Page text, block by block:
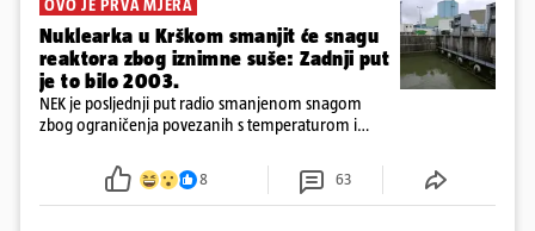
OVO JE PRVA MJERA
Nuklearka u Krškom smanjit će snagu
reaktora zbog iznimne suše: Zadnji put
je to bilo 2003.
NEK je posljednji put radio smanjenom snagom
zbog ograničenja povezanih s temperaturom i
smanjenje snage bilo potrebno više od 90 dana.
8 63